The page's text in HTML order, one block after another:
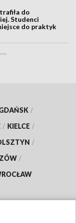
do
Studenci
do praktyk
/
/ KIELCE /
/
/